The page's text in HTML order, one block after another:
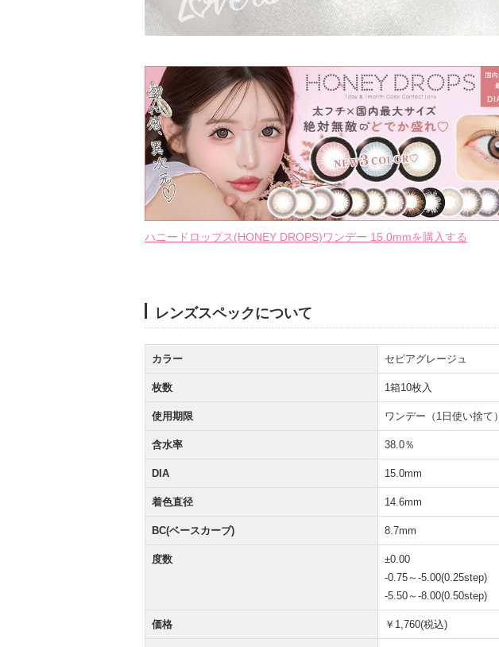
ハニードロップス(HONEY DROPS)ワンデー 15.0mmを購入する
レンズスペックについて
カラー セピアグレージュ
枚数 1箱10枚入
使用期限 ワンデー（1日使い捨て）
含水率 38.0％
DIA 15.0mm
着色直径 14.6mm
BC(ベースカーブ) 8.7mm
度数
±0.00
-0.75～-5.00(0.25step)
-5.50～-8.00(0.50step)
価格 ￥1,760(税込)